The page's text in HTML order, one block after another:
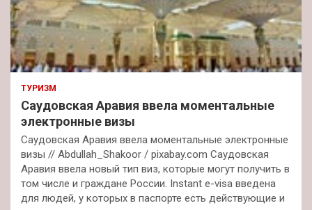
ТУРИЗМ
Саудовская Аравия ввела моментальные
электронные визы
Саудовская Аравия ввела моментальные электронные
визы // Abdullah_Shakoor / pixabay.com Саудовская
Аравия ввела новый тип виз, которые могут получить в
том числе и граждане России. Instant e-visa введена
для людей, у которых в паспорте есть действующие и